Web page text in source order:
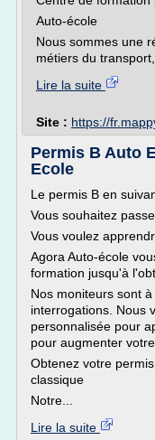
Auto-école
Nous sommes une
métiers du transport,
Lire la suite
Site : https://
Permis B Auto
Ecole
Le permis B en
Vous souhaitez
Vous voulez
Agora Auto-école
formation jusqu'à
Nos moniteurs sont
interrogations. Nous
personnalisée pour
pour augmenter
Obtenez votre
classique
Notre...
Lire la suite